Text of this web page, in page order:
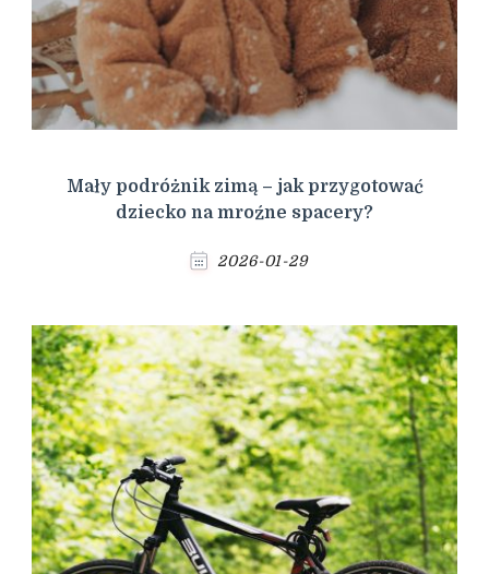
Mały podróżnik zimą – jak przygotować
dziecko na mroźne spacery?
2026-01-29